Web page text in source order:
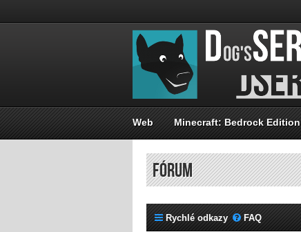
Web Minecraft: Bedrock Edition
FÓRUM
Rychlé odkazy FAQ